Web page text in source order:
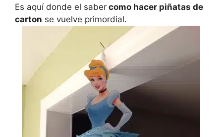
Es aquí donde el saber como hacer piñatas de
carton se vuelve primordial.